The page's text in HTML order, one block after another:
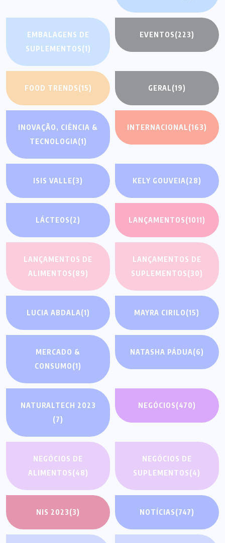
EMBALAGENS DE
SUPLEMENTOS(1)
EVENTOS(223)
FOOD TRENDS(15) GERAL(19)
INOVAÇÃO, CIÊNCIA &
TECNOLOGIA(1)
INTERNACIONAL(163)
ISIS VALLE(3) KELY GOUVEIA(28)
LÁCTEOS(2) LANÇAMENTOS(1011)
LANÇAMENTOS DE
ALIMENTOS(89)
LANÇAMENTOS DE
SUPLEMENTOS(30)
LUCIA ABDALA(1) MAYRA CIRILO(15)
MERCADO &
CONSUMO(1)
NATASHA PÁDUA(6)
NATURALTECH 2023
(7)
NEGÓCIOS(470)
NEGÓCIOS DE
ALIMENTOS(48)
NEGÓCIOS DE
SUPLEMENTOS(4)
NIS 2023(3) NOTÍCIAS(747)